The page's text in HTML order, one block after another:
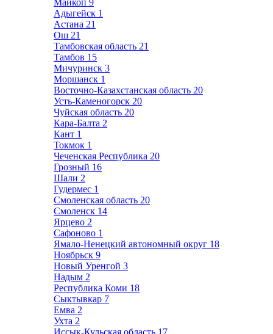
Майкоп 9
Адыгейск 1
Астана 21
Ош 21
Тамбовская область 21
Тамбов 15
Мичуринск 3
Моршанск 1
Восточно-Казахстанская область 20
Усть-Каменогорск 20
Чуйская область 20
Кара-Балта 2
Кант 1
Токмок 1
Чеченская Республика 20
Грозный 16
Шали 2
Гудермес 1
Смоленская область 20
Смоленск 14
Ярцево 2
Сафоново 1
Ямало-Ненецкий автономный округ 18
Ноябрьск 9
Новый Уренгой 3
Надым 2
Республика Коми 18
Сыктывкар 7
Емва 2
Ухта 2
Иссык-Кульская область 17